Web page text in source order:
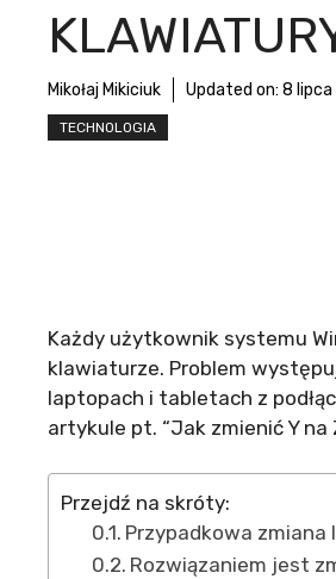
Mikołaj Mikiciuk Updated on: 8
TECHNOLOGIA
Każdy użytkownik systemu
klawiaturze. Problem
laptopach i tabletach z
artykule pt. “Jak zmienić Y
Przejdź na skróty:
Przypadkowa
Rozwiązaniem jest